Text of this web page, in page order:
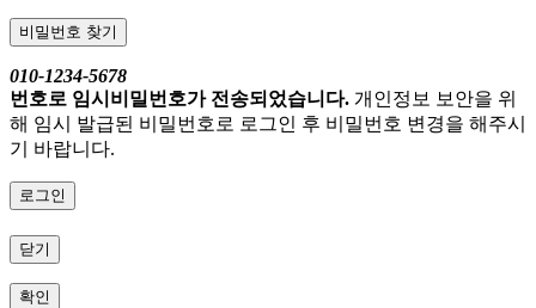
비밀번호 찾기
010-1234-5678
번호로 임시비밀번호가 전송되었습니다. 개인정보 보안을 위
해 임시 발급된 비밀번호로 로그인 후 비밀번호 변경을 해주시
기 바랍니다.
로그인
닫기
확인